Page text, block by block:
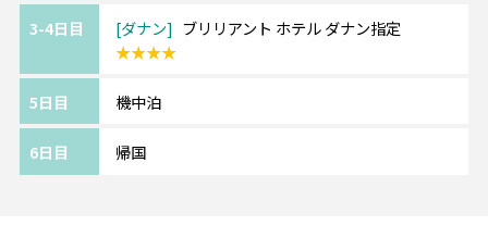
ロマンティックで風情のあるホイアンは写真
ご希望の場合は、スタッフまでご相談くださ
3-4日目 ダナン
ブリリアント ホテル ダナン指定
★★★★
5日目 機中泊
6日目 帰国